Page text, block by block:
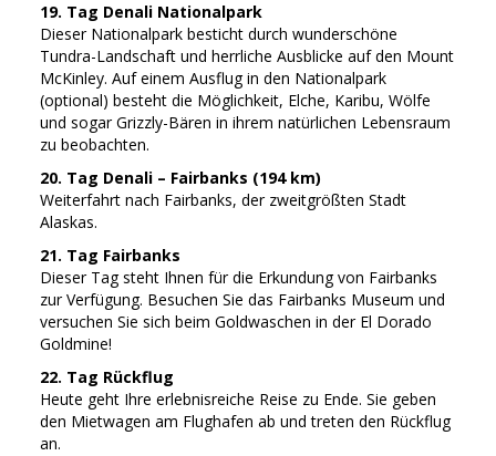
19. Tag Denali Nationalpark
Dieser Nationalpark besticht durch wunderschöne
Tundra-Landschaft und herrliche Ausblicke auf den Mount
McKinley. Auf einem Ausflug in den Nationalpark
(optional) besteht die Möglichkeit, Elche, Karibu, Wölfe
und sogar Grizzly-Bären in ihrem natürlichen Lebensraum
zu beobachten.
20. Tag Denali – Fairbanks (194 km)
Weiterfahrt nach Fairbanks, der zweitgrößten Stadt
Alaskas.
21. Tag Fairbanks
Dieser Tag steht Ihnen für die Erkundung von Fairbanks
zur Verfügung. Besuchen Sie das Fairbanks Museum und
versuchen Sie sich beim Goldwaschen in der El Dorado
Goldmine!
22. Tag Rückflug
Heute geht Ihre erlebnisreiche Reise zu Ende. Sie geben
den Mietwagen am Flughafen ab und treten den Rückflug
an.